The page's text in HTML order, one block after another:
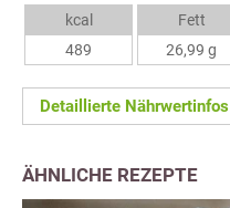
kcal
489
Fett
26,99 g
Detaillierte Nährwertinfos
ÄHNLICHE REZEPTE